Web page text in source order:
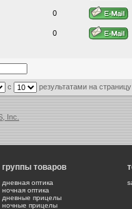
0
0
с результатами на страницу
Inc.
группы товаров
дневная оптика
ночная оптика
дневные прицелы
ночные прицелы